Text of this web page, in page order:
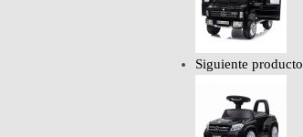
Siguiente producto